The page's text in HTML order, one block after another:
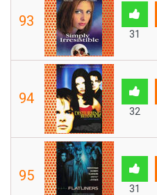
93
31
94
32
95
31